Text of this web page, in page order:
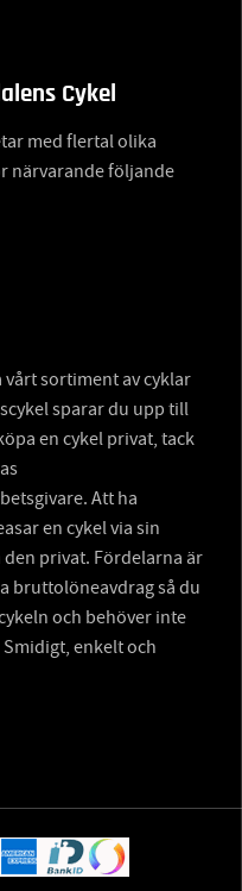
Cykel
med flertal olika
närvarande följande
sortiment av cyklar
sparar du upp till
en cykel privat, tack
Att ha
en cykel via sin
privat. Fördelarna är
bruttolöneavdrag så du
och behöver inte
enkelt och